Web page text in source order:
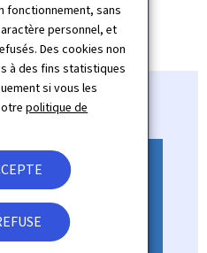
fonctionnement, sans
personnel, et
Des cookies non
à des fins statistiques
si vous les
politique de
cette tâche.